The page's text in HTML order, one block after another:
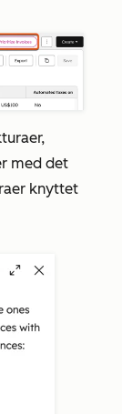
med det
knyttet